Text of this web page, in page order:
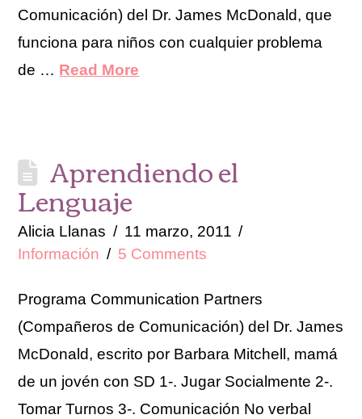
Comunicación) del Dr. James McDonald, que
funciona para niños con cualquier problema
de … Read More
Aprendiendo el
Lenguaje
Alicia Llanas
11 marzo, 2011
Información
5 Comments
Programa Communication Partners
(Compañeros de Comunicación) del Dr. James
McDonald, escrito por Barbara Mitchell, mamá
de un jovén con SD 1-. Jugar Socialmente 2-.
Tomar Turnos 3-. Comunicación No verbal